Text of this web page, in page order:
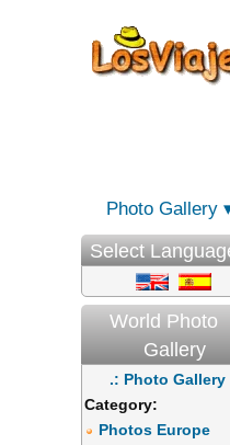
Photo Gallery
Select
World Photo
Gallery
.: Photo Gallery
Category:
Photos Europe